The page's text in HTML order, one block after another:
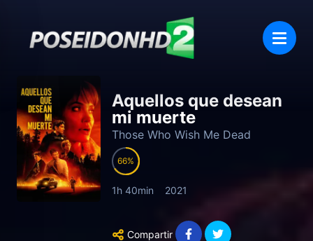
Aquellos que desean
mi muerte
Those Who Wish Me Dead
66
1h 40min 2021
Compartir